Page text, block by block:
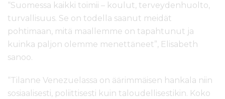
“Suomessa kaikki toimii – koulut, terveydenhuolto,
turvallisuus. Se on todella saanut meidät
pohtimaan, mitä maallemme on tapahtunut ja
kuinka paljon olemme menettäneet”, Elisabeth
sanoo.
“Tilanne Venezuelassa on äärimmäisen hankala niin
sosiaalisesti, poliittisesti kuin taloudellisestikin. Koko